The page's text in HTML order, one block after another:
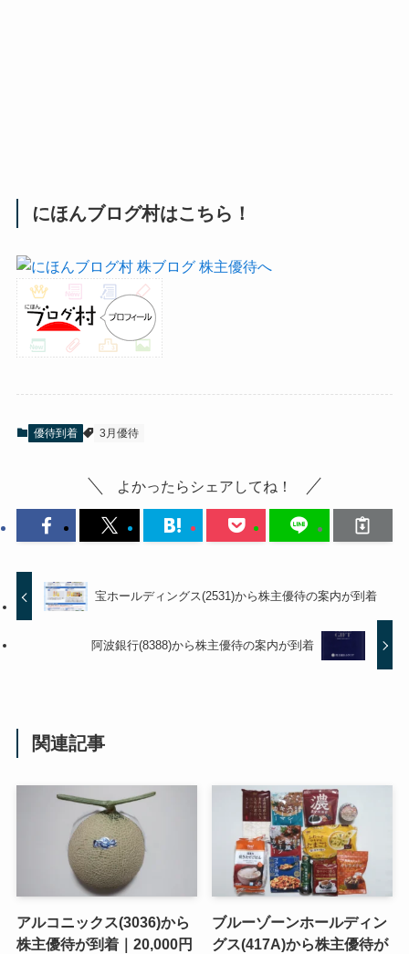
にほんブログ村はこちら！
優待到着 3月優待
よかったらシェアしてね！
宝ホールディングス(2531)から株主優待の案内が到着
阿波銀行(8388)から株主優待の案内が到着
関連記事
アルコニックス(3036)から
株主優待が到着｜20,000円
ブルーゾーンホールディン
グス(417A)から株主優待が